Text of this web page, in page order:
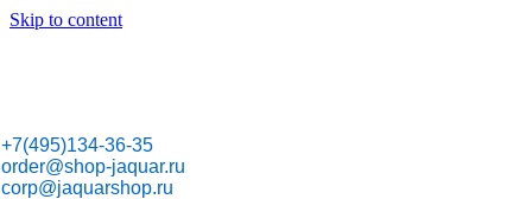
Skip to content
+7(495)134-36-35
order@shop-jaquar.ru
corp@jaquarshop.ru